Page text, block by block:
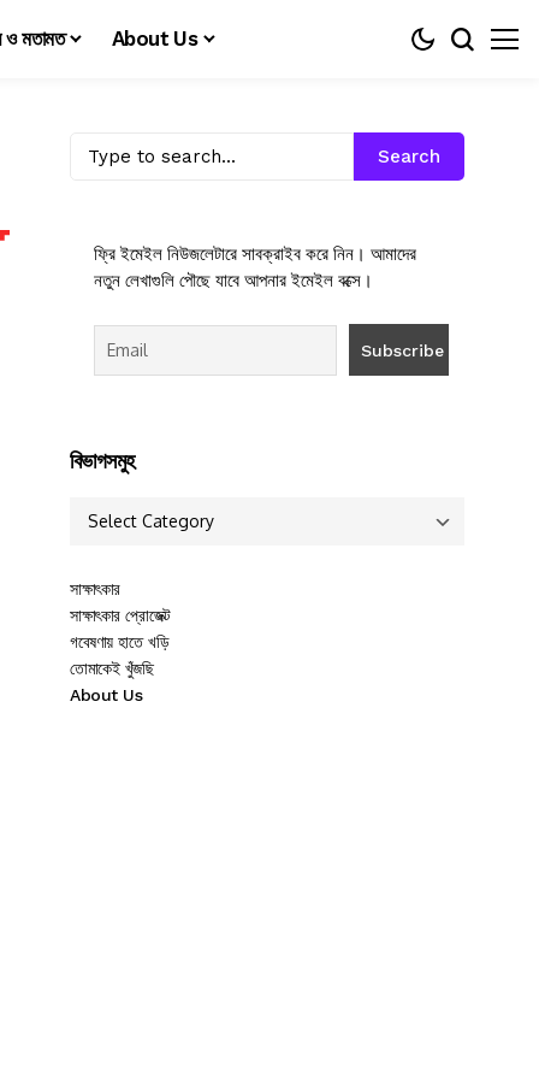
ও মতামত About Us
Search
ফ্রি ইমেইল নিউজলেটারে সাবক্রাইব করে নিন। আমাদের
নতুন লেখাগুলি পৌছে যাবে আপনার ইমেইল বক্সে।
বিভাগসমুহ
সাক্ষাৎকার
সাক্ষাৎকার প্রোজেক্ট
গবেষণায় হাতে খড়ি
তোমাকেই খুঁজছি
About Us